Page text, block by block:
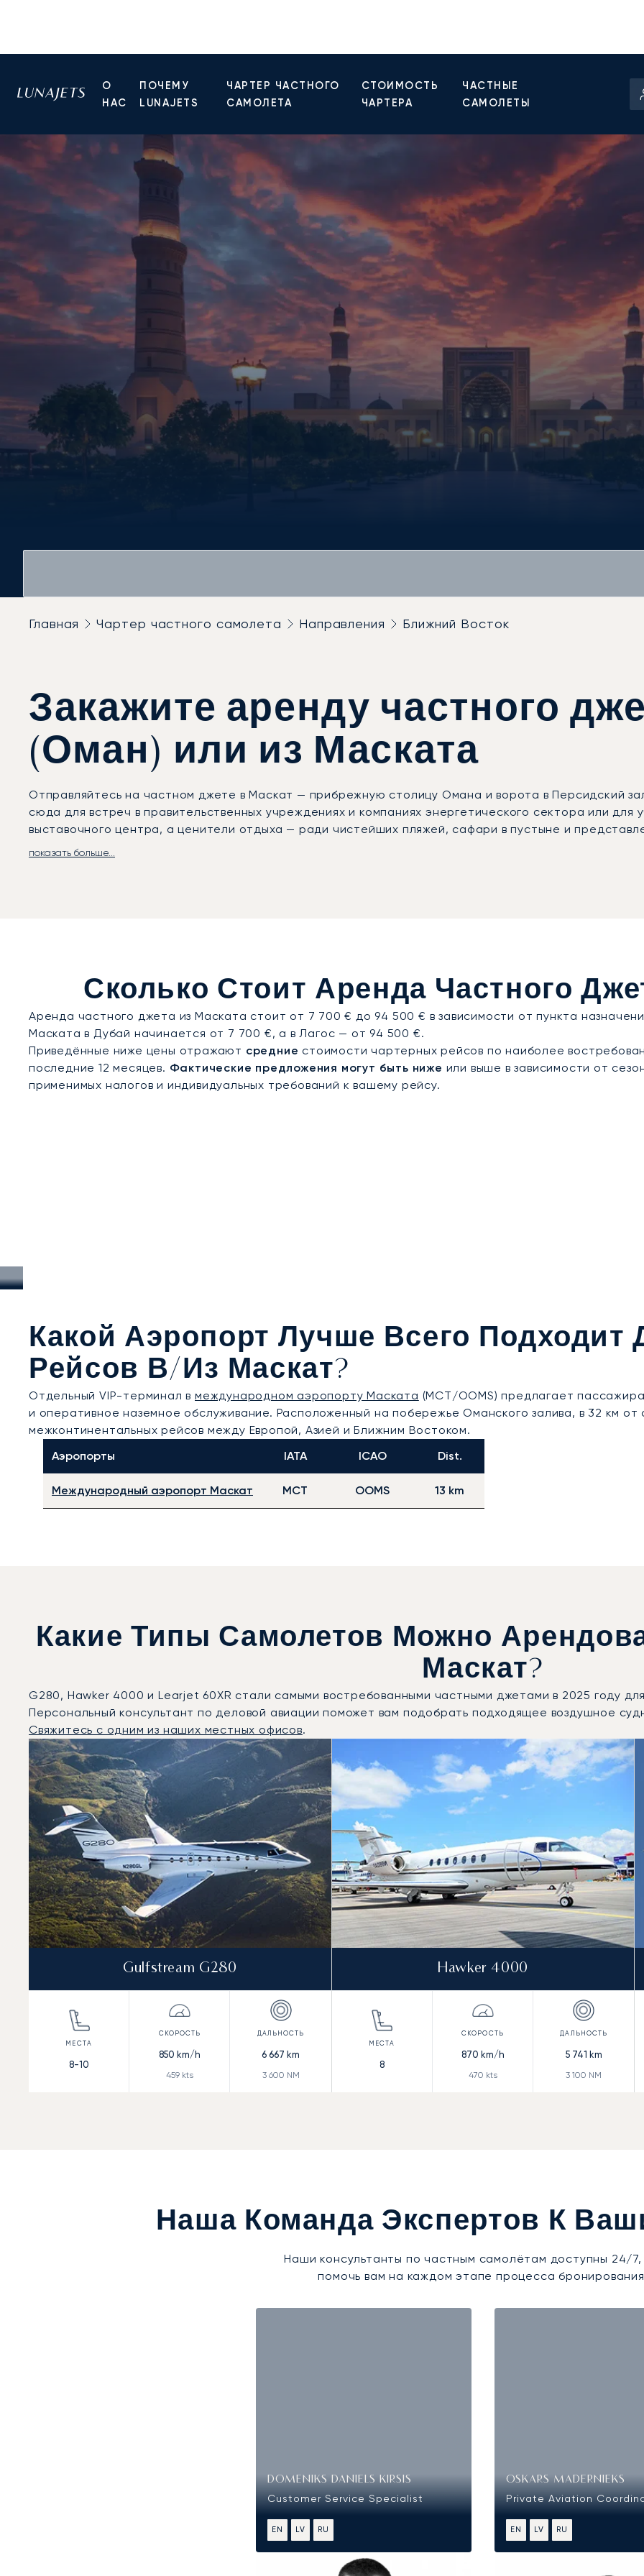
О
НАС
ПОЧЕМУ
LUNAJETS
ЧАРТЕР ЧАСТНОГО
САМОЛЕТА
СТОИМОСТЬ
ЧАРТЕРА
ЧАСТНЫЕ
САМОЛЕТЫ
Главная Чартер частного самолета Направления Ближний Восток
Закажите аренду частного
(Оман) или из Маската
Отправляйтесь на частном джете в Маскат — прибрежную столицу Омана и ворота в Персидский
сюда для встреч в правительственных учреждениях и компаниях энергетического сектора или для
выставочного центра, а ценители отдыха — ради чистейших пляжей, сафари в пустыне и
LunaJets организует для вас индивидуальные рейсы в международный аэропорт Маската, где VIP-
европейские столицы.
показать больше...
Сколько Стоит Аренда Частного
Аренда частного джета из Маската стоит от 7 700 € до 94 500 € в зависимости от пункта
Маската в Дубай начинается от 7 700 €, а в Лагос — от 94 500 €.
Приведённые ниже цены отражают средние стоимости чартерных рейсов по наиболее
последние 12 месяцев. Фактические предложения могут быть ниже или выше в зависимости от
применимых налогов и индивидуальных требований к вашему рейсу.
Какой Аэропорт Лучше Всего Подходит
Рейсов В/из Маскат?
Отдельный VIP-терминал вмеждународном аэропорту Маската (MCT/OOMS) предлагает
и оперативное наземное обслуживание. Расположенный на побережье Оманского залива, в 32 км
межконтинентальных рейсов между Европой, Азией и Ближним Востоком.
Аэропорты
IATA ICAO Dist.
Международный аэропорт Маскат MCT OOMS 13 km
Какие Типы Самолетов Можно
Маскат?
G280, Hawker 4000 и Learjet 60XR стали самыми востребованными частными джетами в 2025 году
Персональный консультант по деловой авиации поможет вам подобрать подходящее воздушное
Свяжитесь с одним из наших местных офисов.
Маскат (Оман) : 3 наиболее востребованные модели воздушных судов по числу полётных движений в 2025 году
Фото воздушного судна Модель воздушного судна
Скорость (км/ч)
Скорость (узлы)
Дальность (км)
Дальность (NM)
Gulfstream G280
8-10
850 km/h
459kts
6 667 km
3 600 NM
Hawker 4000
8
870 km/h
470 kts
5 741 km
3 100 NM
Наша Команда Экспертов К
Наши консультанты по частным самолётам доступны 24/7,
помочь вам на каждом этапе процесса
DOMENIKS DANIELS KIRSIS
Customer Service Specialist
EN LV RU
OSKARS MADERNIEKS
Private Aviation
EN LV RU